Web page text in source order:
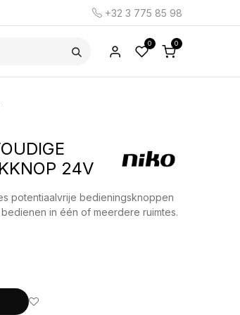
+32 3 775 85 98
0 0
24V
potentiaalvrije bedieningsknoppen
in één of meerdere ruimtes.